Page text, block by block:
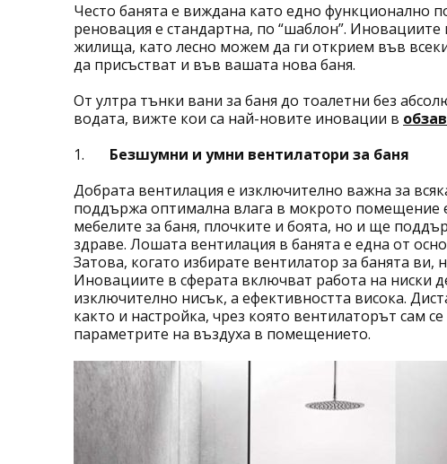
Често банята е виждана като едно
реновация е стандартна, по “шаблон”.
жилища, като лесно можем да ги открием във
да присъстват и във вашата нова баня.
От ултра тънки вани за баня до тоалетни без
водата, вижте кои са най-новите иновации в
1. Безшумни и умни вентилатори за баня
Добрата вентилация е изключително важна за
поддържа оптимална влага в мокрото помещение
мебелите за баня, плочките и боята, но и ще
здраве. Лошата вентилация в банята е една от
Затова, когато избирате вентилатор за банята
Иновациите в сферата включват работа на ниски
изключително нисък, а ефективността висока.
както и настройка, чрез която вентилаторът сам
параметрите на въздуха в помещението.